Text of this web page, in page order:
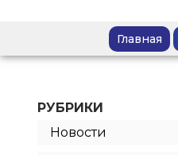
Главная
РУБРИКИ
Новости